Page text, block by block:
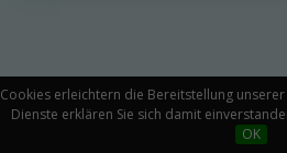
Cookies erleichtern die Bereitstellung
Dienste erklären Sie sich damit
OK